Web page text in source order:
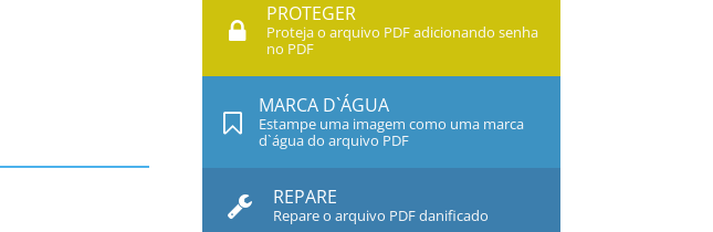
PROTEGER
Proteja o arquivo PDF adicionando senha
no PDF
MARCA D`ÁGUA
Estampe uma imagem como uma marca
d`água do arquivo PDF
REPARE
Repare o arquivo PDF danificado